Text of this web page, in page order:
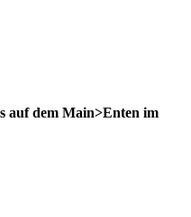
auf dem Main>Enten im